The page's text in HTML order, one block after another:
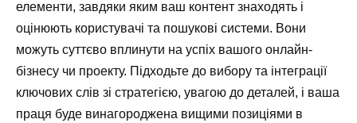
елементи, завдяки яким ваш контент знаходять і
оцінюють користувачі та пошукові системи. Вони
можуть суттєво вплинути на успіх вашого онлайн-
бізнесу чи проекту. Підходьте до вибору та інтеграції
ключових слів зі стратегією, увагою до деталей, і ваша
праця буде винагороджена вищими позиціями в